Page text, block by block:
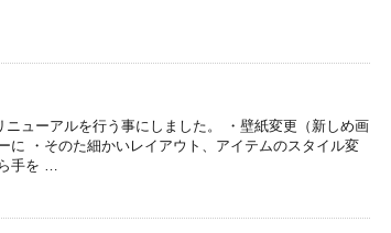
ューアルを行う事にしました。 ・壁紙変更（新しめ画
に ・そのた細かいレイアウト、アイテムのスタイル変
手を …